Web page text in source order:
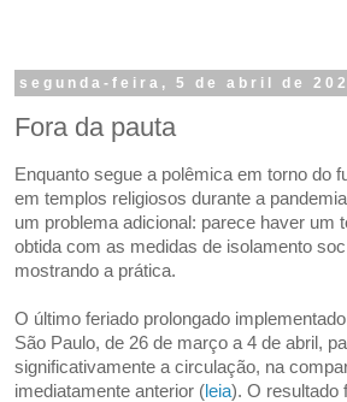
segunda-feira, 5 de abril de
Fora da pauta
Enquanto segue a polêmica em torno do
em templos religiosos durante a
um problema adicional: parece haver um
obtida com as medidas de isolamento
mostrando a prática.
O último feriado prolongado
São Paulo, de 26 de março a 4 de abril,
significativamente a circulação, na
imediatamente anterior (leia). O resultado